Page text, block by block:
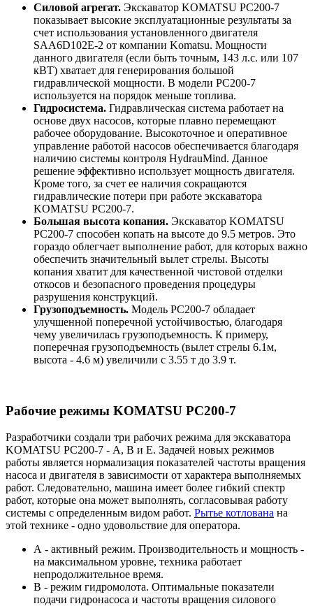
Силовой агрегат. Экскаватор KOMATSU PC200-7
показывает высокие эксплуатационные результаты за
счет использования установленного двигателя
SAA6D102E-2 от компании Komatsu. Мощности
данного двигателя (если быть точным, 143 л.с. или 107
кВТ) хватает для генерирования большой
гидравлической мощности. В модели PC200-7
используется на порядок меньше топлива.
Гидросистема. Гидравлическая система работает на
основе двух насосов, которые плавно перемещают
рабочее оборудование. Высокоточное и оперативное
управление работой насосов обеспечивается благодаря
наличию системы контроля HydrauMind. Данное
решение эффективно использует мощность двигателя.
Кроме того, за счет ее наличия сокращаются
гидравлические потери при работе экскаватора
KOMATSU PC200-7.
Большая высота копания. Экскаватор KOMATSU
PC200-7 способен копать на высоте до 9.5 метров. Это
гораздо облегчает выполнение работ, для которых важно
обеспечить значительный вылет стрелы. Высоты
копания хватит для качественной чистовой отделки
откосов и безопасного проведения процедуры
разрушения конструкций.
Грузоподъемность. Модель PC200-7 обладает
улучшенной поперечной устойчивостью, благодаря
чему увеличилась грузоподъемность. К примеру,
поперечная грузоподъемность (вылет стрелы 6.1м,
высота - 4.6 м) увеличили с 3.55 т до 3.9 т.
Рабочие режимы KOMATSU PC200-7
Разработчики создали три рабочих режима для экскаватора
KOMATSU PC200-7 - А, В и Е. Задачей новых режимов
работы является нормализация показателей частоты вращения
насоса и двигателя в зависимости от характера выполняемых
работ. Следовательно, машина имеет более гибкий спектр
работ, которые она может выполнять, согласовывая работу
системы с определенным видом работ. Рытье котлована на
этой технике - одно удовольствие для оператора.
А - активный режим. Производительность и мощность -
на максимальном уровне, техника работает
непродолжительное время.
В - режим гидромолота. Оптимальные показатели
подачи гидронасоса и частоты вращения силового